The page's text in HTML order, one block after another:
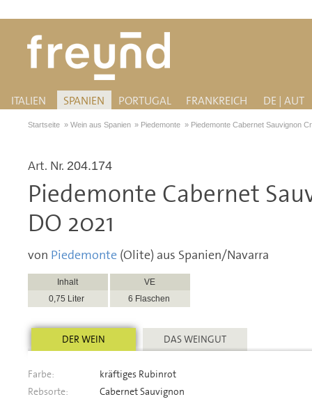
ITALIEN SPANIEN PORTUGAL FRANKREICH DE | AUT
Startseite » Wein aus Spanien » Piedemonte » Piedemonte Cabernet Sauvignon
Art. Nr. 204.174
Piedemonte Cabernet
DO 2021
von Piedemonte (Olite) aus Spanien/Navarra
Inhalt
VE
0,75 Liter
6 Flaschen
DER WEIN DAS WEINGUT
Farbe:
kräftiges Rubinrot
Rebsorte:
Cabernet Sauvignon